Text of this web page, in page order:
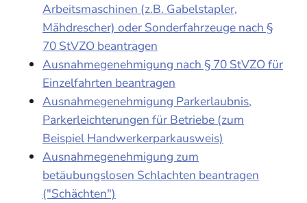
Arbeitsmaschinen (z.B. Gabelstapler,
Mähdrescher) oder Sonderfahrzeuge nach §
70 StVZO beantragen
Ausnahmegenehmigung nach § 70 StVZO für
Einzelfahrten beantragen
Ausnahmegenehmigung Parkerlaubnis,
Parkerleichterungen für Betriebe (zum
Beispiel Handwerkerparkausweis)
Ausnahmegenehmigung zum
betäubungslosen Schlachten beantragen
("Schächten")